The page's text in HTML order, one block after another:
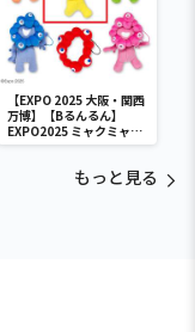
【EXPO 2025 大阪・関西
万博】【Bるんるん】
EXPO2025 ミャクミャク
カラフルゴム紐付きぬい
もっと見る